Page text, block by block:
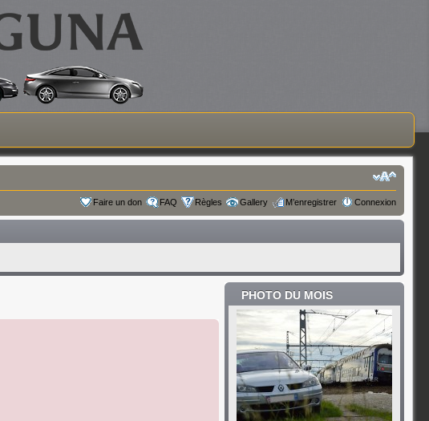
Faire un don FAQ Règles Gallery M’enregistrer Connexion
PHOTO DU MOIS